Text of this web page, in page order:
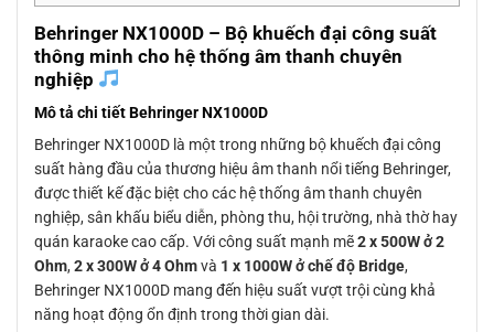
Behringer NX1000D – Bộ khuếch đại công suất
thông minh cho hệ thống âm thanh chuyên
nghiệp
Mô tả chi tiết Behringer NX1000D
Behringer NX1000D là một trong những bộ khuếch đại công
suất hàng đầu của thương hiệu âm thanh nổi tiếng Behringer,
được thiết kế đặc biệt cho các hệ thống âm thanh chuyên
nghiệp, sân khấu biểu diễn, phòng thu, hội trường, nhà thờ hay
quán karaoke cao cấp. Với công suất mạnh mẽ2 x 500W ở 2
Ohm, 2 x 300W ở 4 Ohmvà 1 x 1000W ở chế độ Bridge,
Behringer NX1000D mang đến hiệu suất vượt trội cùng khả
năng hoạt động ổn định trong thời gian dài.